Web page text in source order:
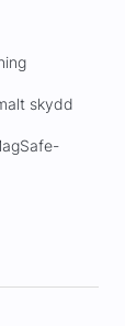
skydd